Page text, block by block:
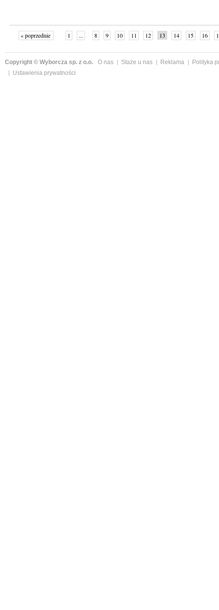
« poprzednie 1 ... 8 9 10 11 12 13 14 15 16
Copyright © Wyborcza sp. z o.o. O nas Staże u nas Reklama
Polityka
Ustawienia prywatności